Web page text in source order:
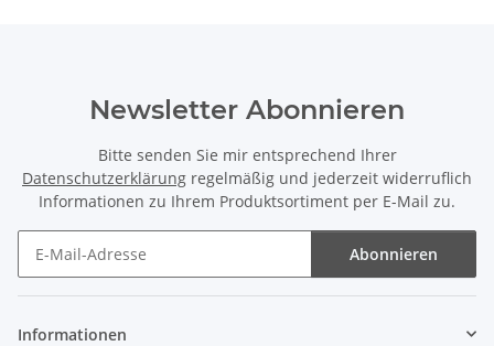
Newsletter Abonnieren
Bitte senden Sie mir entsprechend Ihrer
Datenschutzerklärung regelmäßig und jederzeit widerruflich
Informationen zu Ihrem Produktsortiment per E-Mail zu.
Abonnieren
Informationen